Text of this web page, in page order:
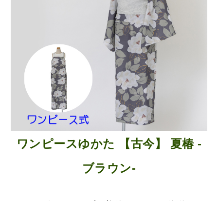
ワンピースゆかた 【古今】 夏椿 -
ブラウン-